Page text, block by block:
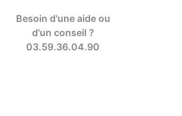
Besoin d'une aide ou
d'un conseil ?
03.59.36.04.90